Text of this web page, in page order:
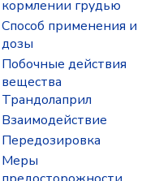
кормлении грудью
Способ применения и
дозы
Побочные действия
вещества
Трандолаприл
Взаимодействие
Передозировка
Меры